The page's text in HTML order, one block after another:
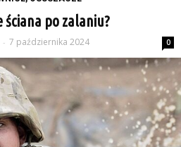
ściana po zalaniu?
- 7 października 2024 0